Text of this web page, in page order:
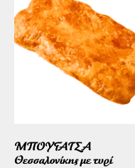
ΜΠΟΥΓΑΤΣΑ
Θεσσαλονίκης με τυρί